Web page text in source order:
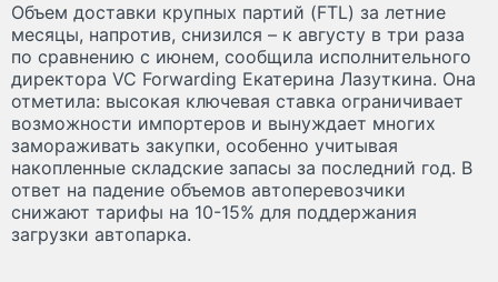
Объем доставки крупных партий (FTL) за летние
месяцы, напротив, снизился – к августу в три раза
по сравнению с июнем, сообщила исполнительного
директора VC Forwarding Екатерина Лазуткина. Она
отметила: высокая ключевая ставка ограничивает
возможности импортеров и вынуждает многих
замораживать закупки, особенно учитывая
накопленные складские запасы за последний год. В
ответ на падение объемов автоперевозчики
снижают тарифы на 10-15% для поддержания
загрузки автопарка.